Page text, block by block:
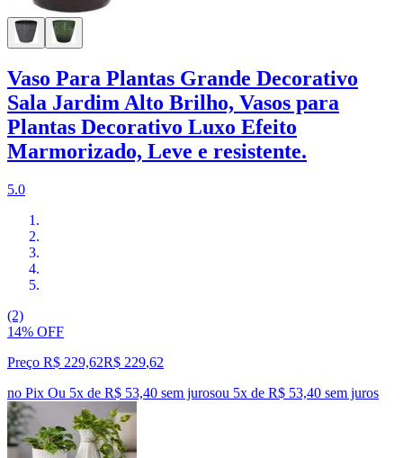
Vaso Para Plantas Grande Decorativo
Sala Jardim Alto Brilho, Vasos para
Plantas Decorativo Luxo Efeito
Marmorizado, Leve e resistente.
5.0
(2)
14% OFF
Preço R$ 229,62R$ 229,62
no Pix Ou 5x de R$ 53,40 sem jurosou 5x de R$ 53,40 sem juros